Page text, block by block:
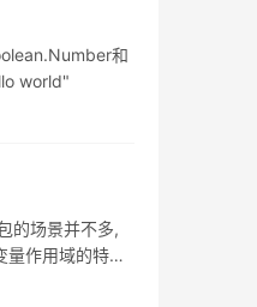
和
world"
的场景并不多,
作用域的特性,